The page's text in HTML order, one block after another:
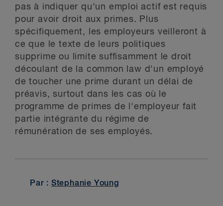
pas à indiquer qu'un emploi actif est requis
pour avoir droit aux primes. Plus
spécifiquement, les employeurs veilleront à
ce que le texte de leurs politiques
supprime ou limite suffisamment le droit
découlant de la common law d'un employé
de toucher une prime durant un délai de
préavis, surtout dans les cas où le
programme de primes de l'employeur fait
partie intégrante du régime de
rémunération de ses employés.
Par : Stephanie Young